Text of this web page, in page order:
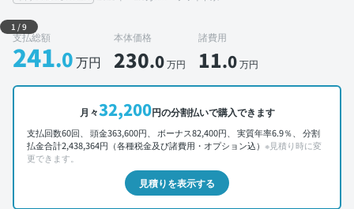
外装 左前
1 /9
支払総額
241.0万円
本体価格
230.0万円
諸費用
11.0万円
月々32,200円の分割払いで購入できます
支払回数60回、 頭金363,600円、 ボーナス82,400円、 実質年率6.9％、 分割
払金合計2,438,364円（各種税金及び諸費用・オプション込） ※見積り時に変
更できます。
見積りを表示する